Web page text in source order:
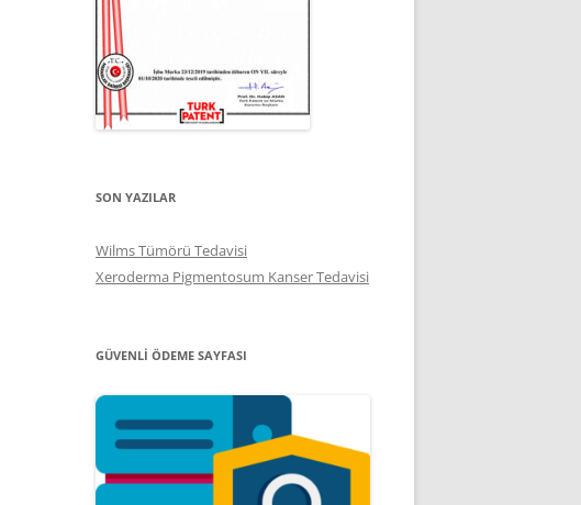
SON YAZILAR
Wilms Tümörü Tedavisi
Xeroderma Pigmentosum Kanser Tedavisi
GÜVENLI ÖDEME SAYFASI